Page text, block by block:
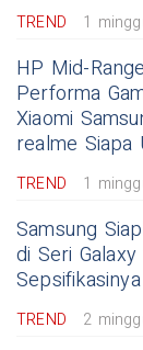
TREND 1
HP Mid-
Performa
Xiaomi
realme Siapa
TREND 1
Samsung
di Seri
TREND 2